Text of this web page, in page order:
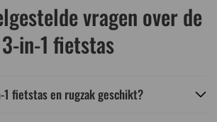
vragen over de
3-in-1 fietstas
1 fietstas en rugzak geschikt?